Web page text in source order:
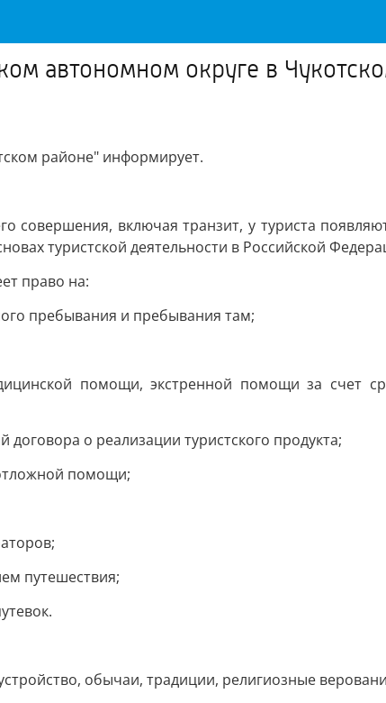
автономном округе в
районе" информирует.
совершения, включая транзит, у туриста
туристской деятельности в Российской
право на:
пребывания и пребывания там;
помощи, экстренной помощи за счет
о реализации туристского продукта;
помощи;
путешествия;
обычаи, традиции, религиозные